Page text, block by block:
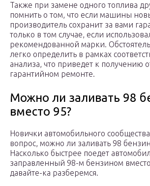
Также при замене одного топлива
помнить о том, что если машины
производитель сохранит за вами
только в том случае, если
рекомендованной марки.
легко определить в рамках
анализа, что приведет к получению
гарантийном ремонте.
Можно ли заливать 98
вместо 95?
Новички автомобильного
вопрос, можно ли заливать 98
Насколько быстрее поедет
заправленный 98-м бензином
давайте-ка разберемся.